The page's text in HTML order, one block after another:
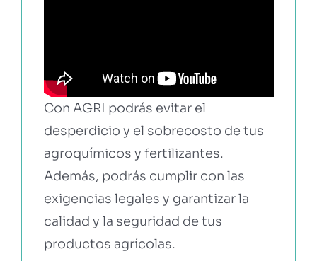
Con AGRI podrás evitar el
desperdicio y el sobrecosto de tus
agroquímicos y fertilizantes.
Además, podrás cumplir con las
exigencias legales y garantizar la
calidad y la seguridad de tus
productos agrícolas.